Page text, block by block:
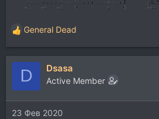
Р
е
а
и
и
:
General Dead
D Dsasa
Active Member
23 Фев 2020